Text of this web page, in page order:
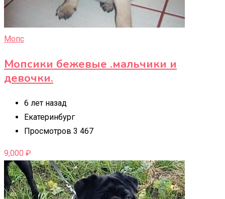
Мопс
Мопсики бежевые .мальчики и
девочки.
6 лет назад
Екатеринбург
Просмотров 3 467
9,000 ₽